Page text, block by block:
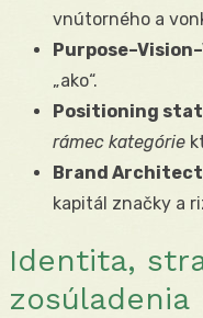
vnútorného a
„ako“.
Positioning
rámec kategórie
Brand
kapitál značky a
Identita,
zosúladenia